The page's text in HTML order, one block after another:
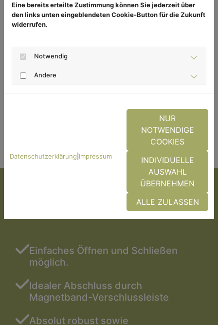
Warum Drehrahmen?
Einfaches Öffnen und Schließen
möglich.
Idealer Abschluss durch
Magnetband-Verschlussleiste
Absolut robust sowie
Eine bereits erteilte Zustimmung können Sie jederzeit über
den links unten eingeblendeten Cookie-Button für die Zukunft
widerrufen.
Notwendig
Andere
Datenschutzerklärung Impressum
NUR
NOTWENDIGE
COOKIES
INDIVIDUELLE
AUSWAHL
ÜBERNEHMEN
ALLE ZULASSEN